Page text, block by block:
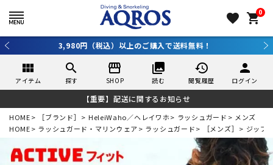
favorite 0
shopping_cart
新規アプリ会員登録で10％OFF！詳しくはコチラ ＞
view_module
アイテム
search
探す
storefront
SHOP
collections
読む
history
閲覧履歴
person
ログイン
【重要】配送に関するお知らせ
HOME ［ブランド］ HeleiWaho／ヘレイワホ ラッシュガード
メンズ
HOME
ラッシュガード・マリンウェア ラッシュガード ［メンズ］ ジップ